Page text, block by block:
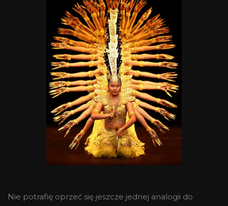
Nie potrafię oprzeć się jeszcze jednej analogii do